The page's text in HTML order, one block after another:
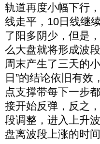
轨道再度小幅下行
线走平，10日线继
了阳多阴少，但是
么大盘就将形成波
周末产生了三天的
日”的结论依旧有效
点支撑带每下一步
接开始反弹，反之
段调整，进入上升
盘离波段上涨的时间